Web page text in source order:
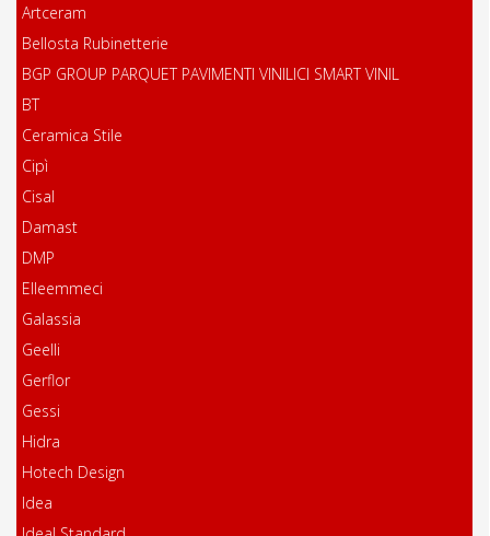
Artceram
Bellosta Rubinetterie
BGP GROUP PARQUET PAVIMENTI VINILICI SMART VINIL
BT
Ceramica Stile
Cipì
Cisal
Damast
DMP
Elleemmeci
Galassia
Geelli
Gerflor
Gessi
Hidra
Hotech Design
Idea